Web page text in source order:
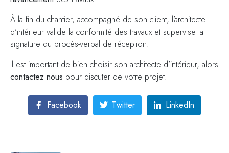
À la fin du chantier, accompagné de son client, l’architecte
d’intérieur valide la conformité des travaux et supervise la
signature du procès-verbal de réception.
Il est important de bien choisir son architecte d’intérieur, alors
contactez nous pour discuter de votre projet.
Facebook Twitter LinkedIn